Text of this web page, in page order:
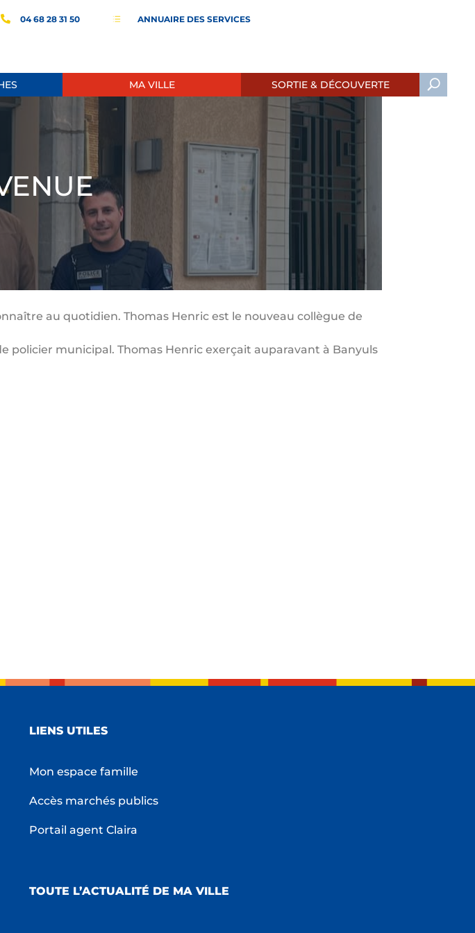
04 68 28 31 50 d ANNUAIRE DES SERVICES
MA VILLE SORTIE & DÉCOUVERTE
au quotidien. Thomas Henric est le nouveau collègue de
policier municipal. Thomas Henric exerçait auparavant à Banyuls
LIENS UTILES
Mon espace famille
Accès marchés publics
Portail agent Claira
TOUTE L’ACTUALITÉ DE MA VILLE